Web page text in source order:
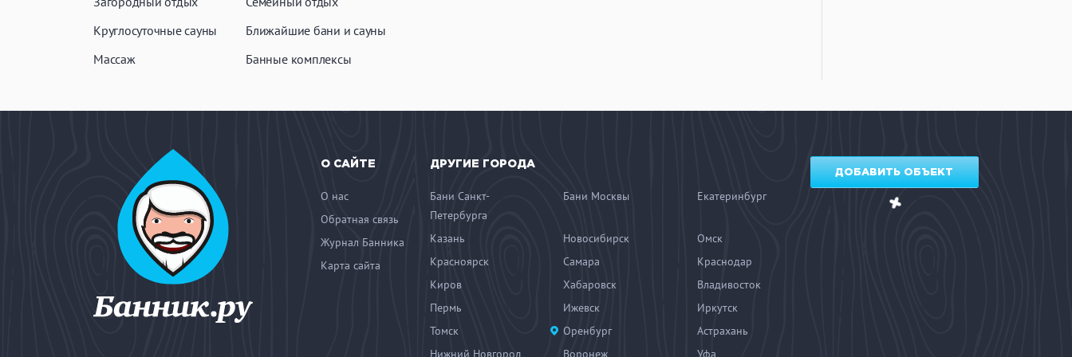
Круглосуточные сауны
Массаж
Ближайшие бани и сауны
Банные комплексы
О САЙТЕ
О нас
Обратная связь
Журнал Банника
Карта сайта
ДРУГИЕ ГОРОДА
Бани Санкт-
Петербурга
Бани Москвы Екатеринбург
Казань Новосибирск
Омск
Красноярск
Самара
Краснодар
Киров
Хабаровск
Владивосток
Пермь
Ижевск
Иркутск
Томск
Оренбург
Астрахань
Нижний Новгород
Воронеж Уфа
ДОБАВИТЬ ОБЪЕКТ